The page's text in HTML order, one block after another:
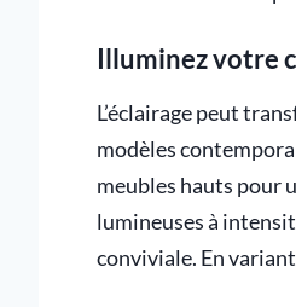
Illuminez votre
L’éclairage peut
modèles
meubles hauts pour
lumineuses à
conviviale. En